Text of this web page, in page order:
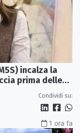
incalza la
prima delle
Condividi su:
1 ora fa